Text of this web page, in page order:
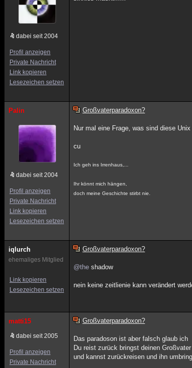
dabei seit 2004
Profil anzeigen
Private Nachricht
Link kopieren
Lesezeichen setzen
Palin
dabei seit 2004
Profil anzeigen
Private Nachricht
Link kopieren
Lesezeichen setzen
Großvaterparadoxon?
Nur mal eine Frage, was sind diese
cu
Ich geh ins Irrenhaus,...
Ihr könnt mich hängen,
doch meine Geschichte stirbt nie.
iqlurch
ehemaliges Mitglied
Link kopieren
Lesezeichen setzen
Großvaterparadoxon?
@the shadow
nein keine zeitlienie kann verändert
matti15
dabei seit 2005
Profil anzeigen
Private Nachricht
Großvaterparadoxon?
Das paradoson ist aber falsch glaub ich
Du reist zurück bringst deinen
und kannst zurückreisen und ihn